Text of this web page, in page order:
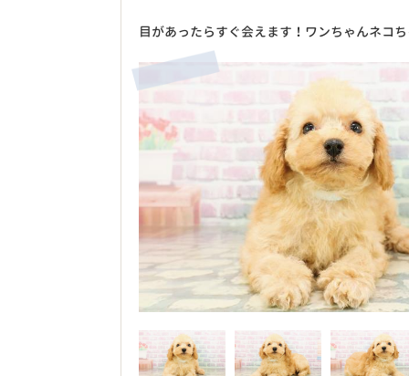
目があったらすぐ会えます！ワンちゃんネコ